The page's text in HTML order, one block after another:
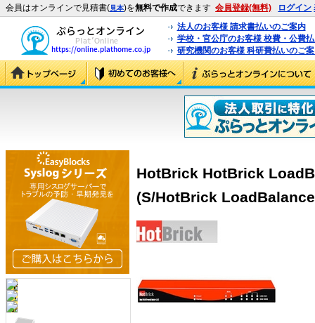
会員はオンラインで見積書(見本)を無料で作成できます 会員登録(無料) ログイン
法人のお客様 請求書払いのご案内
学校・官公庁のお客様 校費・公費
研究機関のお客様 科研費払いのご
HotBrick HotBrick
(S/HotBrick